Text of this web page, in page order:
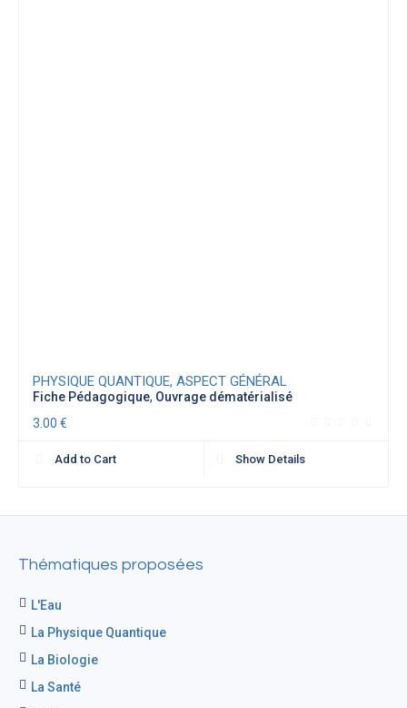
PHYSIQUE QUANTIQUE, ASPECT GÉNÉRAL
Fiche Pédagogique, Ouvrage dématérialisé
3.00€
Add to Cart Show Details
Thématiques proposées
L'Eau
La Physique Quantique
La Biologie
La Santé